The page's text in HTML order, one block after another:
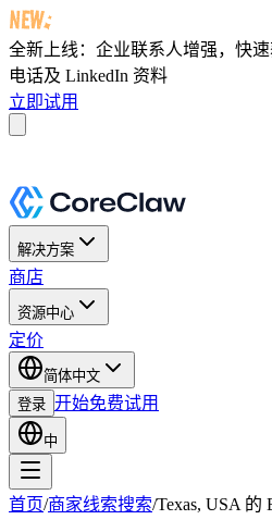
全新上线：企业联系人增强，快
电话及 LinkedIn 资料
立即试用
解决方案
商店
资源中心
定价
简体中文
登录 开始免费试用
中
首页/商家线索搜索/Texas, USA 的